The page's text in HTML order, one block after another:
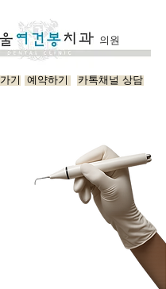
의원
예약하기
기 카톡채널 상담